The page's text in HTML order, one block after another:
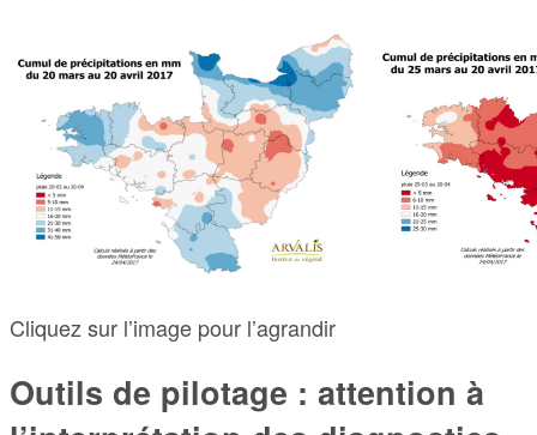
Cliquez sur l’image pour l’agrandir
Outils de pilotage : attention à